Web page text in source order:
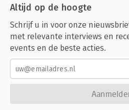
Altijd op de hoogte
Schrijf u in voor onze
met relevante interviews en
events en de beste acties.